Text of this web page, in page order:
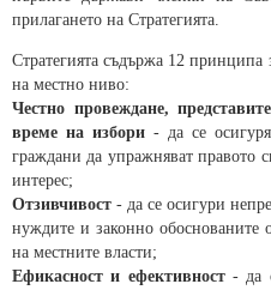
прилагането на Стратегията.
Стратегията съдържа 12 принципа
на местно ниво:
Честно провеждане,
време на избори - да се
граждани да упражняват правото
интерес;
Отзивчивост - да се осигури
нуждите и законно обоснованите
на местните власти;
Ефикасност и ефективност- да